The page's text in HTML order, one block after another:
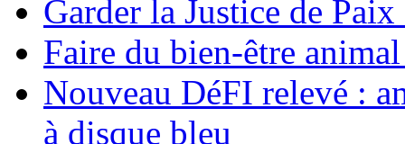
Garder la Justice de
Faire du bien-être
Nouveau DéFI relevé :
à disque bleu